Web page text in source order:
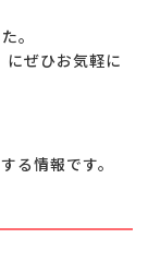
。
ぜひお気軽に
る情報です。